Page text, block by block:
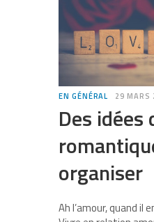
EN GÉNÉRAL 29 MARS
Des idées
organiser
Ah l’amour, quand il